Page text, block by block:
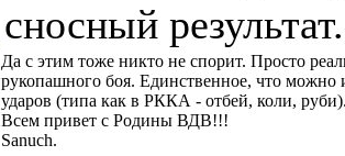
сносный результат.
Да с этим тоже никто не спорит. Просто
рукопашного боя. Единственное, что можно
ударов (типа как в РККА - отбей, коли,
Всем привет с Родины ВДВ!!!
Sanuch.